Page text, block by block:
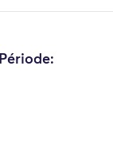
Période: